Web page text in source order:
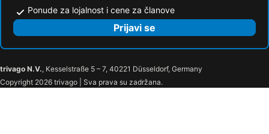
Ponude za lojalnost i cene za članove
Prijavi se
trivago N.V., Kesselstraße 5 – 7, 40221 Düsseldorf, Germany
Copyright 2026 trivago | Sva prava su zadržana.